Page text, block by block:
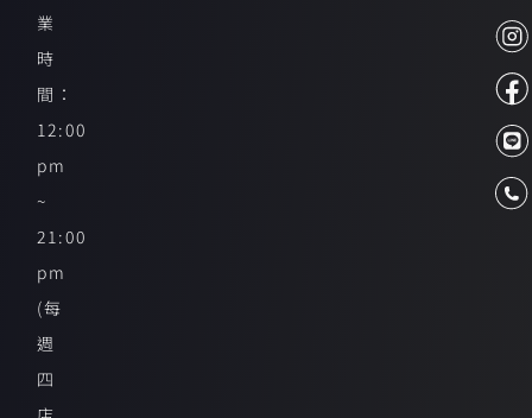
業
時
間：
12:00
pm
~
21:00
pm
(每
週
四